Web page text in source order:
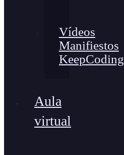
Vídeos
Manifiestos
KeepCoding
Aula
virtual